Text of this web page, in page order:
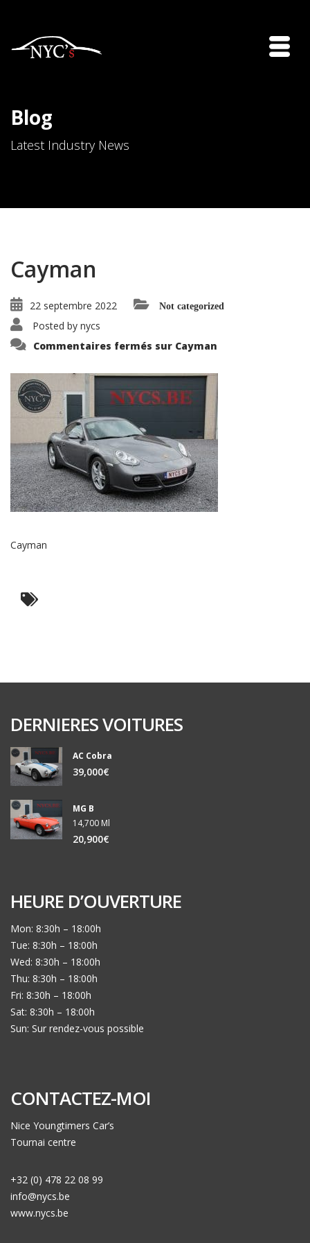
Blog
Latest Industry News
Cayman
22 septembre 2022 Not categorized
Posted by nycs
Commentaires fermés sur Cayman
Cayman
DERNIERES VOITURES
AC Cobra
39,000€
MG B
14,700 Ml
20,900€
HEURE D’OUVERTURE
Mon: 8:30h – 18:00h
Tue: 8:30h – 18:00h
Wed: 8:30h – 18:00h
Thu: 8:30h – 18:00h
Fri: 8:30h – 18:00h
Sat: 8:30h – 18:00h
Sun: Sur rendez-vous possible
CONTACTEZ-MOI
Nice Youngtimers Car’s
Tournai centre
+32 (0) 478 22 08 99
info@nycs.be
www.nycs.be